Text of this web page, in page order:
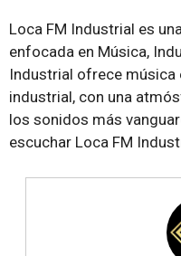
Loca FM Industrial es
enfocada en Música,
Industrial ofrece música
industrial, con una
los sonidos más
escuchar Loca FM